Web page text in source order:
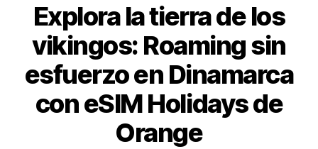
Explora la tierra de los
vikingos: Roaming sin
esfuerzo en Dinamarca
con eSIM Holidays de
Orange